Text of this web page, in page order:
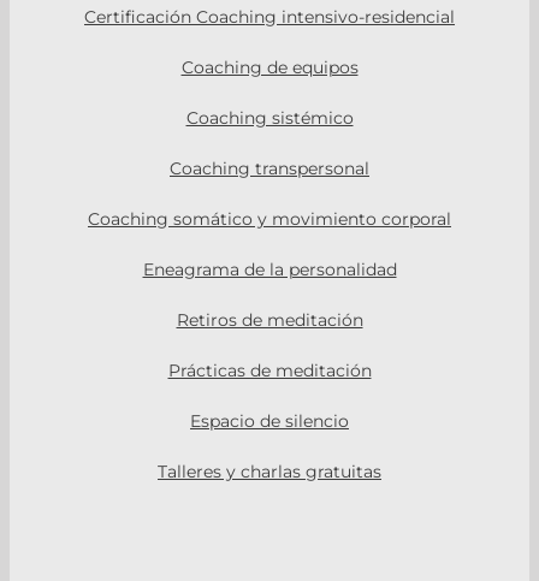
Certificación Coaching intensivo-residencial
Coaching de equipos
Coaching sistémico
Coaching transpersonal
Coaching somático y movimiento corporal
Eneagrama de la personalidad
Retiros de meditación
Prácticas de meditación
Espacio de silencio
Talleres y charlas gratuitas